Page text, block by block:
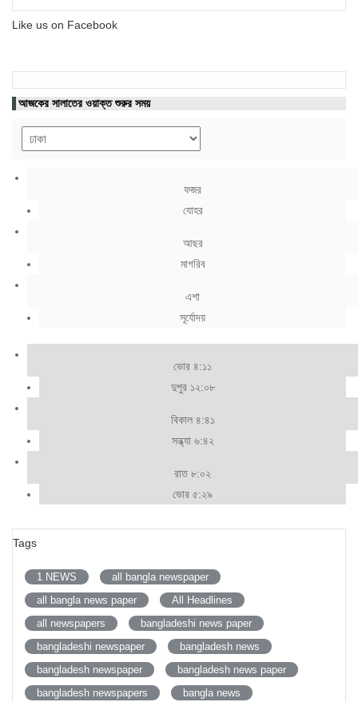
Like us on Facebook
আজকের সালাতের ওয়াক্ত শুরুর সময়
ফজর
যোহর
আছর
মাগরিব
এশা
সূর্যোদয়
ভোর ৪:১১
দুপুর ১২:০৮
বিকাল ৪:৪১
সন্ধ্যা ৬:৪২
রাত ৮:০২
ভোর ৫:২৯
Tags
1 NEWS
all bangla newspaper
all bangla news paper
All Headlines
all newspapers
bangladeshi news paper
bangladeshi newspaper
bangladesh news
bangladesh newspaper
bangladesh news paper
bangladesh newspapers
bangla news